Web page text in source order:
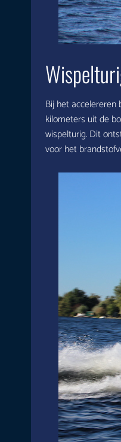
Bij het
kilometers uit de
wispelturig. Dit
voor het